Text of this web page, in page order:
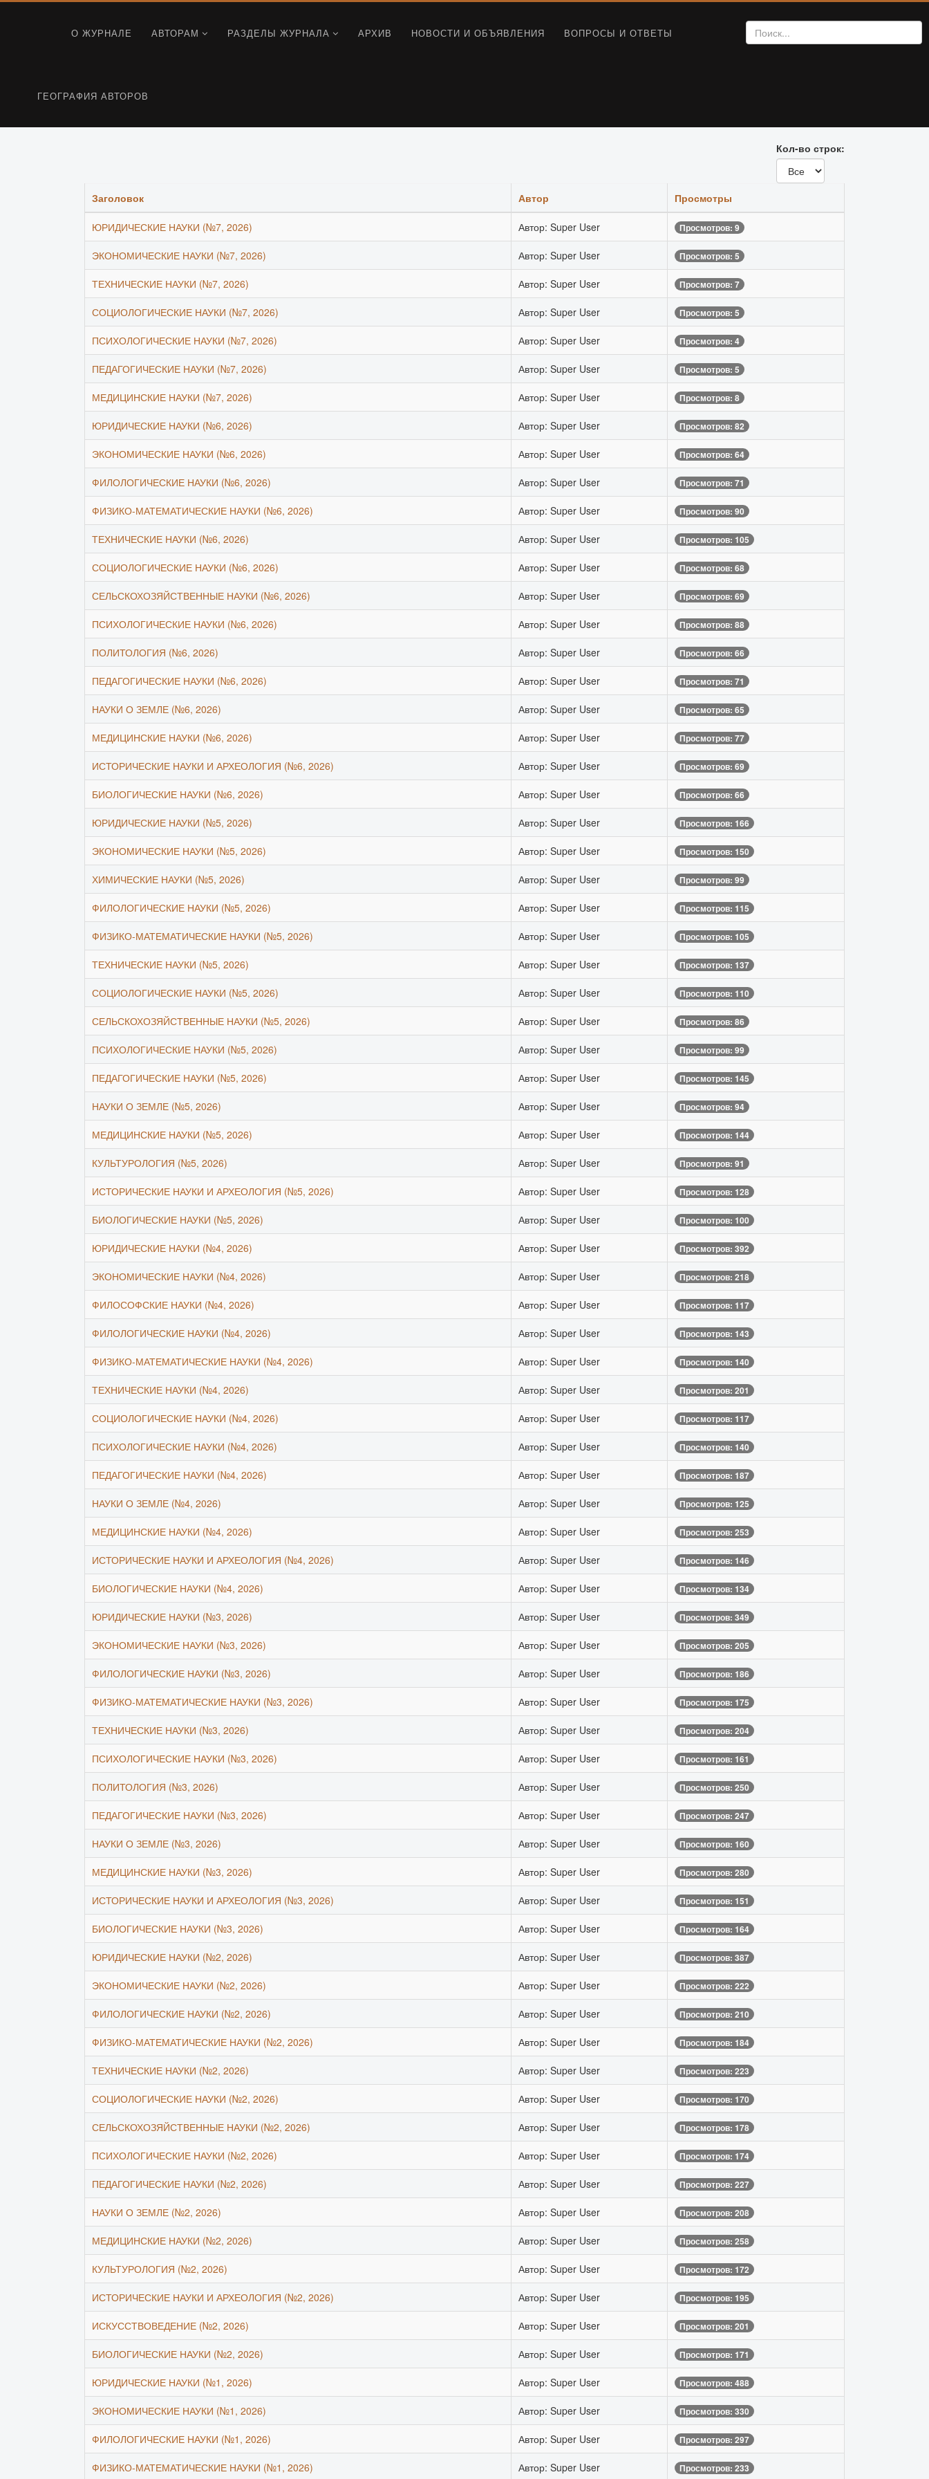
О ЖУРНАЛЕ АВТОРАМ РАЗДЕЛЫ ЖУРНАЛА АРХИВ НОВОСТИ И ОБЪЯВЛЕНИЯ ВОПРОСЫ И ОТВЕТЫ
ГЕОГРАФИЯ АВТОРОВ
Кол-во строк:
Заголовок Автор Просмотры
ЮРИДИЧЕСКИЕ НАУКИ (№7, 2026) Автор: Super User Просмотров: 9
ЭКОНОМИЧЕСКИЕ НАУКИ (№7, 2026) Автор: Super User Просмотров: 5
ТЕХНИЧЕСКИЕ НАУКИ (№7, 2026) Автор: Super User Просмотров: 7
СОЦИОЛОГИЧЕСКИЕ НАУКИ (№7, 2026) Автор: Super User Просмотров: 5
ПСИХОЛОГИЧЕСКИЕ НАУКИ (№7, 2026) Автор: Super User Просмотров: 4
ПЕДАГОГИЧЕСКИЕ НАУКИ (№7, 2026) Автор: Super User Просмотров: 5
МЕДИЦИНСКИЕ НАУКИ (№7, 2026) Автор: Super User Просмотров: 8
ЮРИДИЧЕСКИЕ НАУКИ (№6, 2026) Автор: Super User Просмотров: 82
ЭКОНОМИЧЕСКИЕ НАУКИ (№6, 2026) Автор: Super User Просмотров: 64
ФИЛОЛОГИЧЕСКИЕ НАУКИ (№6, 2026) Автор: Super User Просмотров: 71
ФИЗИКО-МАТЕМАТИЧЕСКИЕ НАУКИ (№6, 2026) Автор: Super User Просмотров: 90
ТЕХНИЧЕСКИЕ НАУКИ (№6, 2026) Автор: Super User Просмотров: 105
СОЦИОЛОГИЧЕСКИЕ НАУКИ (№6, 2026) Автор: Super User Просмотров: 68
СЕЛЬСКОХОЗЯЙСТВЕННЫЕ НАУКИ (№6, 2026) Автор: Super User Просмотров: 69
ПСИХОЛОГИЧЕСКИЕ НАУКИ (№6, 2026) Автор: Super User Просмотров: 88
ПОЛИТОЛОГИЯ (№6, 2026) Автор: Super User Просмотров: 66
ПЕДАГОГИЧЕСКИЕ НАУКИ (№6, 2026) Автор: Super User Просмотров: 71
НАУКИ О ЗЕМЛЕ (№6, 2026) Автор: Super User Просмотров: 65
МЕДИЦИНСКИЕ НАУКИ (№6, 2026) Автор: Super User Просмотров: 77
ИСТОРИЧЕСКИЕ НАУКИ И АРХЕОЛОГИЯ (№6, 2026) Автор: Super User Просмотров: 69
БИОЛОГИЧЕСКИЕ НАУКИ (№6, 2026) Автор: Super User Просмотров: 66
ЮРИДИЧЕСКИЕ НАУКИ (№5, 2026) Автор: Super User Просмотров: 166
ЭКОНОМИЧЕСКИЕ НАУКИ (№5, 2026) Автор: Super User Просмотров: 150
ХИМИЧЕСКИЕ НАУКИ (№5, 2026) Автор: Super User Просмотров: 99
ФИЛОЛОГИЧЕСКИЕ НАУКИ (№5, 2026) Автор: Super User Просмотров: 115
ФИЗИКО-МАТЕМАТИЧЕСКИЕ НАУКИ (№5, 2026) Автор: Super User Просмотров: 105
ТЕХНИЧЕСКИЕ НАУКИ (№5, 2026) Автор: Super User Просмотров: 137
СОЦИОЛОГИЧЕСКИЕ НАУКИ (№5, 2026) Автор: Super User Просмотров: 110
СЕЛЬСКОХОЗЯЙСТВЕННЫЕ НАУКИ (№5, 2026) Автор: Super User Просмотров: 86
ПСИХОЛОГИЧЕСКИЕ НАУКИ (№5, 2026) Автор: Super User Просмотров: 99
ПЕДАГОГИЧЕСКИЕ НАУКИ (№5, 2026) Автор: Super User Просмотров: 145
НАУКИ О ЗЕМЛЕ (№5, 2026) Автор: Super User Просмотров: 94
МЕДИЦИНСКИЕ НАУКИ (№5, 2026) Автор: Super User Просмотров: 144
КУЛЬТУРОЛОГИЯ (№5, 2026) Автор: Super User Просмотров: 91
ИСТОРИЧЕСКИЕ НАУКИ И АРХЕОЛОГИЯ (№5, 2026) Автор: Super User Просмотров: 128
БИОЛОГИЧЕСКИЕ НАУКИ (№5, 2026) Автор: Super User Просмотров: 100
ЮРИДИЧЕСКИЕ НАУКИ (№4, 2026) Автор: Super User Просмотров: 392
ЭКОНОМИЧЕСКИЕ НАУКИ (№4, 2026) Автор: Super User Просмотров: 218
ФИЛОСОФСКИЕ НАУКИ (№4, 2026) Автор: Super User Просмотров: 117
ФИЛОЛОГИЧЕСКИЕ НАУКИ (№4, 2026) Автор: Super User Просмотров: 143
ФИЗИКО-МАТЕМАТИЧЕСКИЕ НАУКИ (№4, 2026) Автор: Super User Просмотров: 140
ТЕХНИЧЕСКИЕ НАУКИ (№4, 2026) Автор: Super User Просмотров: 201
СОЦИОЛОГИЧЕСКИЕ НАУКИ (№4, 2026) Автор: Super User Просмотров: 117
ПСИХОЛОГИЧЕСКИЕ НАУКИ (№4, 2026) Автор: Super User Просмотров: 140
ПЕДАГОГИЧЕСКИЕ НАУКИ (№4, 2026) Автор: Super User Просмотров: 187
НАУКИ О ЗЕМЛЕ (№4, 2026) Автор: Super User Просмотров: 125
МЕДИЦИНСКИЕ НАУКИ (№4, 2026) Автор: Super User Просмотров: 253
ИСТОРИЧЕСКИЕ НАУКИ И АРХЕОЛОГИЯ (№4, 2026) Автор: Super User Просмотров: 146
БИОЛОГИЧЕСКИЕ НАУКИ (№4, 2026) Автор: Super User Просмотров: 134
ЮРИДИЧЕСКИЕ НАУКИ (№3, 2026) Автор: Super User Просмотров: 349
ЭКОНОМИЧЕСКИЕ НАУКИ (№3, 2026) Автор: Super User Просмотров: 205
ФИЛОЛОГИЧЕСКИЕ НАУКИ (№3, 2026) Автор: Super User Просмотров: 186
ФИЗИКО-МАТЕМАТИЧЕСКИЕ НАУКИ (№3, 2026) Автор: Super User Просмотров: 175
ТЕХНИЧЕСКИЕ НАУКИ (№3, 2026) Автор: Super User Просмотров: 204
ПСИХОЛОГИЧЕСКИЕ НАУКИ (№3, 2026) Автор: Super User Просмотров: 161
ПОЛИТОЛОГИЯ (№3, 2026) Автор: Super User Просмотров: 250
ПЕДАГОГИЧЕСКИЕ НАУКИ (№3, 2026) Автор: Super User Просмотров: 247
НАУКИ О ЗЕМЛЕ (№3, 2026) Автор: Super User Просмотров: 160
МЕДИЦИНСКИЕ НАУКИ (№3, 2026) Автор: Super User Просмотров: 280
ИСТОРИЧЕСКИЕ НАУКИ И АРХЕОЛОГИЯ (№3, 2026) Автор: Super User Просмотров: 151
БИОЛОГИЧЕСКИЕ НАУКИ (№3, 2026) Автор: Super User Просмотров: 164
ЮРИДИЧЕСКИЕ НАУКИ (№2, 2026) Автор: Super User Просмотров: 387
ЭКОНОМИЧЕСКИЕ НАУКИ (№2, 2026) Автор: Super User Просмотров: 222
ФИЛОЛОГИЧЕСКИЕ НАУКИ (№2, 2026) Автор: Super User Просмотров: 210
ФИЗИКО-МАТЕМАТИЧЕСКИЕ НАУКИ (№2, 2026) Автор: Super User Просмотров: 184
ТЕХНИЧЕСКИЕ НАУКИ (№2, 2026) Автор: Super User Просмотров: 223
СОЦИОЛОГИЧЕСКИЕ НАУКИ (№2, 2026) Автор: Super User Просмотров: 170
СЕЛЬСКОХОЗЯЙСТВЕННЫЕ НАУКИ (№2, 2026) Автор: Super User Просмотров: 178
ПСИХОЛОГИЧЕСКИЕ НАУКИ (№2, 2026) Автор: Super User Просмотров: 174
ПЕДАГОГИЧЕСКИЕ НАУКИ (№2, 2026) Автор: Super User Просмотров: 227
НАУКИ О ЗЕМЛЕ (№2, 2026) Автор: Super User Просмотров: 208
МЕДИЦИНСКИЕ НАУКИ (№2, 2026) Автор: Super User Просмотров: 258
КУЛЬТУРОЛОГИЯ (№2, 2026) Автор: Super User Просмотров: 172
ИСТОРИЧЕСКИЕ НАУКИ И АРХЕОЛОГИЯ (№2, 2026) Автор: Super User Просмотров: 195
ИСКУССТВОВЕДЕНИЕ (№2, 2026) Автор: Super User Просмотров: 201
БИОЛОГИЧЕСКИЕ НАУКИ (№2, 2026) Автор: Super User Просмотров: 171
ЮРИДИЧЕСКИЕ НАУКИ (№1, 2026) Автор: Super User Просмотров: 488
ЭКОНОМИЧЕСКИЕ НАУКИ (№1, 2026) Автор: Super User Просмотров: 330
ФИЛОЛОГИЧЕСКИЕ НАУКИ (№1, 2026) Автор: Super User Просмотров: 297
ФИЗИКО-МАТЕМАТИЧЕСКИЕ НАУКИ (№1, 2026) Автор: Super User Просмотров: 233